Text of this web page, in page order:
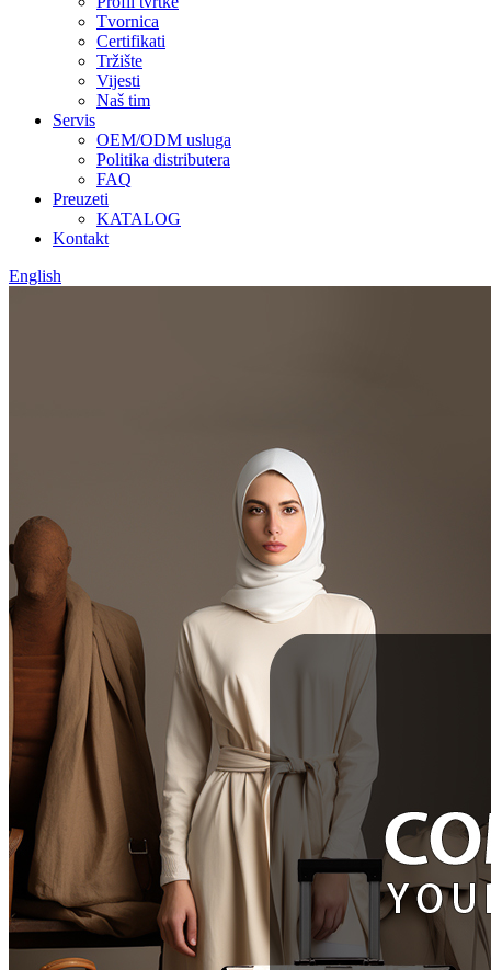
Tvornica
Certifikati
Tržište
Vijesti
Naš tim
Servis
OEM/ODM usluga
Politika distributera
FAQ
Preuzeti
KATALOG
Kontakt
English